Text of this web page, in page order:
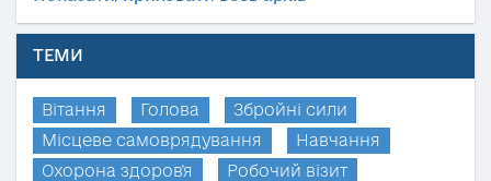
ТЕМИ
Вітання Голова
Збройні сили
Місцеве самоврядування
Навчання
Охорона здоров'я
Робочий візит